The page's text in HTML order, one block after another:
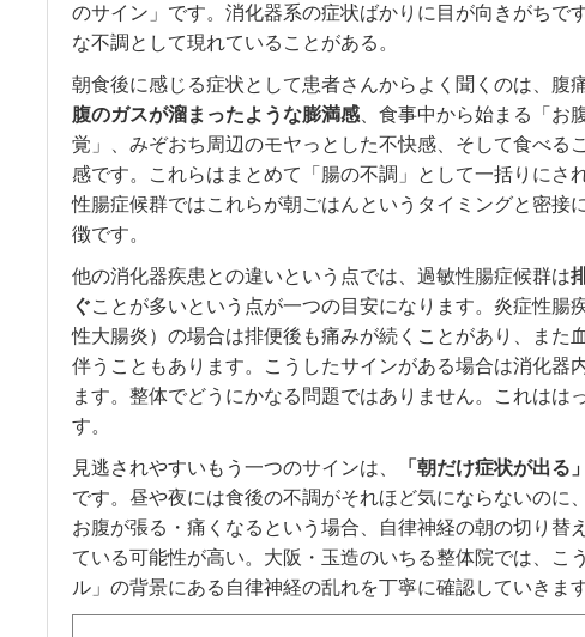
のサイン」です。消化器系の症状ばかりに目が向きがちで
な不調として現れていることがある。
朝食後に感じる症状として患者さんからよく聞くのは、腹
腹のガスが溜まったような膨満感、食事中から始まる「お
覚」、みぞおち周辺のモヤっとした不快感、そして食べる
感です。これらはまとめて「腸の不調」として一括りにさ
性腸症候群ではこれらが朝ごはんというタイミングと密接
徴です。
他の消化器疾患との違いという点では、過敏性腸症候群は
ぐことが多いという点が一つの目安になります。炎症性腸
性大腸炎）の場合は排便後も痛みが続くことがあり、また
伴うこともあります。こうしたサインがある場合は消化器
ます。整体でどうにかなる問題ではありません。これはは
す。
見逃されやすいもう一つのサインは、
「朝だけ症状が出る
です。昼や夜には食後の不調がそれほど気にならないのに
お腹が張る・痛くなるという場合、自律神経の朝の切り替
ている可能性が高い。大阪・玉造のいちる整体院では、こ
ル」の背景にある自律神経の乱れを丁寧に確認していきます